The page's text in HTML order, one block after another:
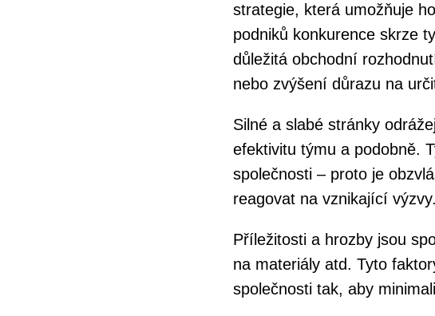
strategie, která umožňuje
podniků konkurence skrze
důležitá obchodní
nebo zvýšení důrazu na
Silné a slabé stránky
efektivitu týmu a podobně.
společnosti – proto je
reagovat na vznikající výzvy.
Příležitosti a hrozby jsou
na materiály atd. Tyto
společnosti tak, aby